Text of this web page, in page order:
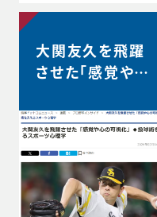
選で第2代表戦で勝
が決定しました。 ◆
第97回都市対抗野球
大会 本大会出場決定
動車硬式野球部HPよ
り） https://redcr
uisers.toyotatim
es-sports.toyot
a/news/team_ne
ws-1505
大関友久を飛躍
させた「感覚や心
術を支えるスポー
ツ心理学【時事ド
ットコムニュー
ス】